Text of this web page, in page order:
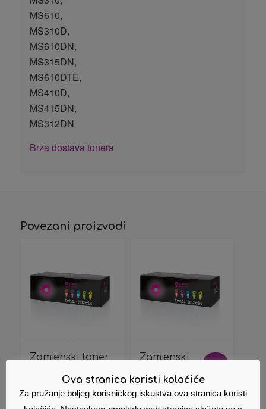
MS610,
MS310D,
MS610DN,
MS315DN,
MS610DTE,
MS410D,
MS415DN,
MS312DN
Brza dostava tonera
Povezani proizvodi
Zamjenski toner
22,03€ Cijena s PDV
Zamjenski
CE285A 285A
435A 436
Izvorna
Ova stranica koristi kolačiće
Za pružanje boljeg korisničkog iskustva ova stranica koristi